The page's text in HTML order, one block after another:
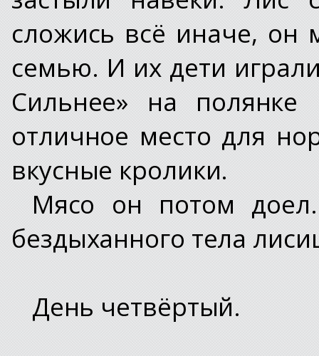
сложись всё иначе, он
семью. И их дети
Сильнее» на полянке
отличное место для
вкусные кролики.
Мясо он потом
бездыханного тела
День четвёртый.